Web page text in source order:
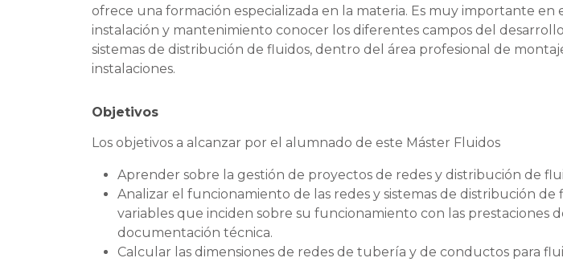
ofrece una formación especializada en la materia. Es muy importante
instalación y mantenimiento conocer los diferentes campos del
sistemas de distribución de fluidos, dentro del área profesional de
instalaciones.
Objetivos
Los objetivos a alcanzar por el alumnado de este Máster Fluidos
Aprender sobre la gestión de proyectos de redes y distribución de
Analizar el funcionamiento de las redes y sistemas de distribución de
variables que inciden sobre su funcionamiento con las prestaciones
documentación técnica.
Calcular las dimensiones de redes de tubería y de conductos para